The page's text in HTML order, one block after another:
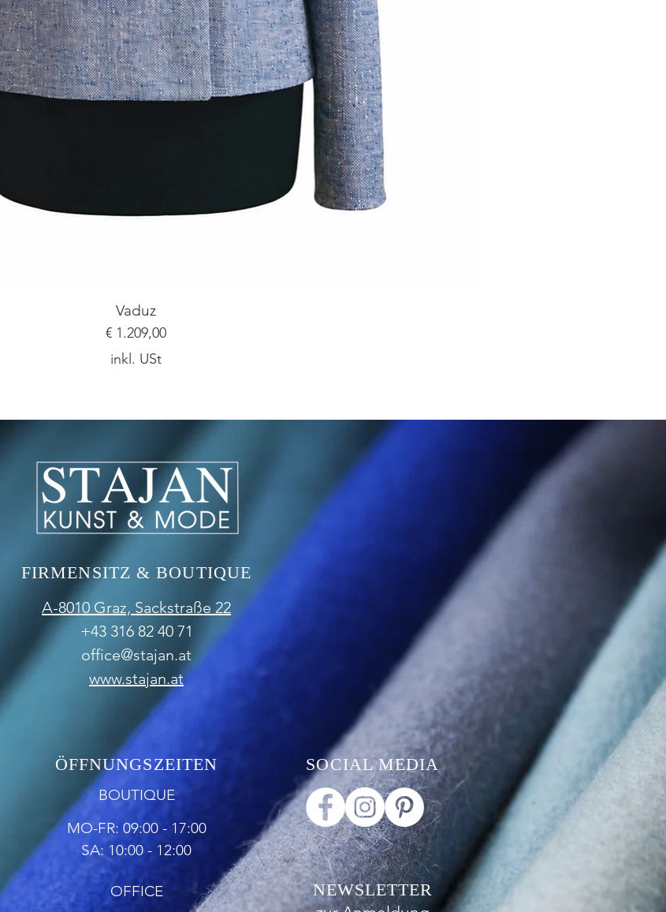
Vaduz
Preis
€ 1.209,00
inkl. USt
FIRMENSITZ & BOUTIQUE
A-8010 Graz, Sackstraße 22
+43 316 82 40 71
office@stajan.at
www.stajan.at
ÖFFNUNGSZEITEN
BOUTIQUE
MO-FR: 09:00 - 17:00
SA: 10:00 - 12:00
OFFICE
SOCIAL MEDIA
NEWSLETTER